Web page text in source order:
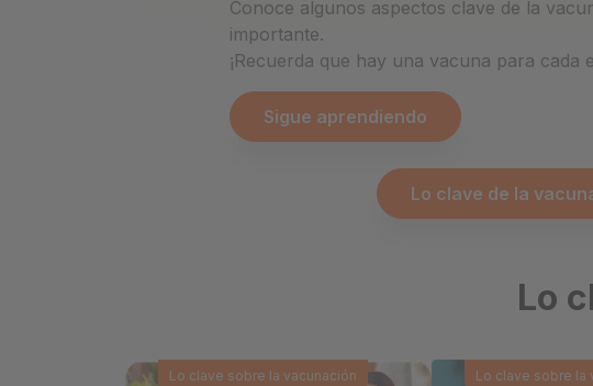
Conoce algunos aspectos clave de la
importante.
¡Recuerda que hay una vacuna para cada
Sigue aprendiendo
Lo clave de la
Lo
Lo clave sobre la vacunación Lo clave sobre la
Cookies de rendimiento
Cookies publicitarias